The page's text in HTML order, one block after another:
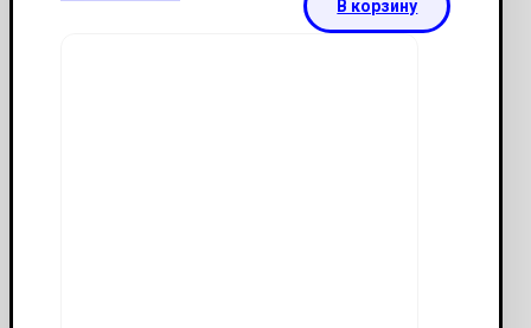
В корзину